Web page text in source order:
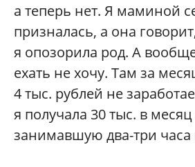
а теперь нет. Я маминой
призналась, а она
я опозорила род. А
ехать не хочу. Там за
4 тыс. рублей не
я получала 30 тыс. в
занимавшую два-три часа